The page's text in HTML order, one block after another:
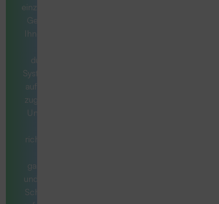
einzelnes Produkt.
Gemeinsam mit
Ihnen entwickeln
durchdachtes
System, das exakt
auf Ihren Bedarf
zugeschnitten ist.
Unsere Berater
richtigen Fragen,
ganzheitlich mit
und begleiten Sie
Schritt für Schritt